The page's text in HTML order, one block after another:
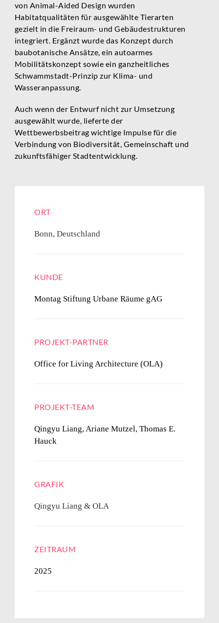
von Animal-Aided Design wurden
Habitatqualitäten für ausgewählte Tierarten
gezielt in die Freiraum- und Gebäudestrukturen
integriert. Ergänzt wurde das Konzept durch
baubotanische Ansätze, ein autoarmes
Mobilitätskonzept sowie ein ganzheitliches
Schwammstadt-Prinzip zur Klima- und
Wasseranpassung.
Auch wenn der Entwurf nicht zur Umsetzung
ausgewählt wurde, lieferte der
Wettbewerbsbeitrag wichtige Impulse für die
Verbindung von Biodiversität, Gemeinschaft und
zukunftsfähiger Stadtentwicklung.
ORT
Bonn, Deutschland
KUNDE
Montag Stiftung Urbane Räume gAG
PROJEKT-PARTNER
Office for Living Architecture (OLA)
PROJEKT-TEAM
Qingyu Liang, Ariane Mutzel,Thomas E.
Hauck
GRAFIK
Qingyu Liang & OLA
ZEITRAUM
2025